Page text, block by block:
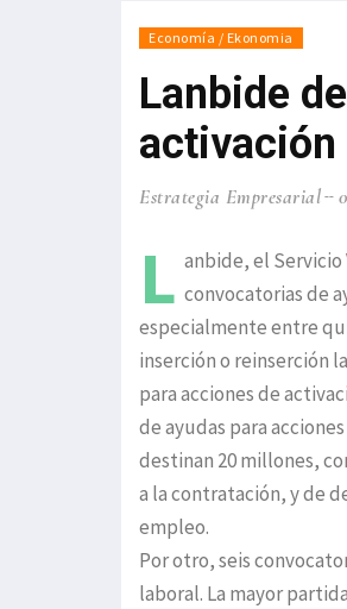
Economía / Ekonomia
Lanbide
activación
Estrategia Empresarial
L anbide, el Servicio
convocatorias de
especialmente entre
inserción o reinserción
para acciones de
de ayudas para
destinan 20 millones,
a la contratación, y de
empleo.
Por otro, seis
laboral. La mayor